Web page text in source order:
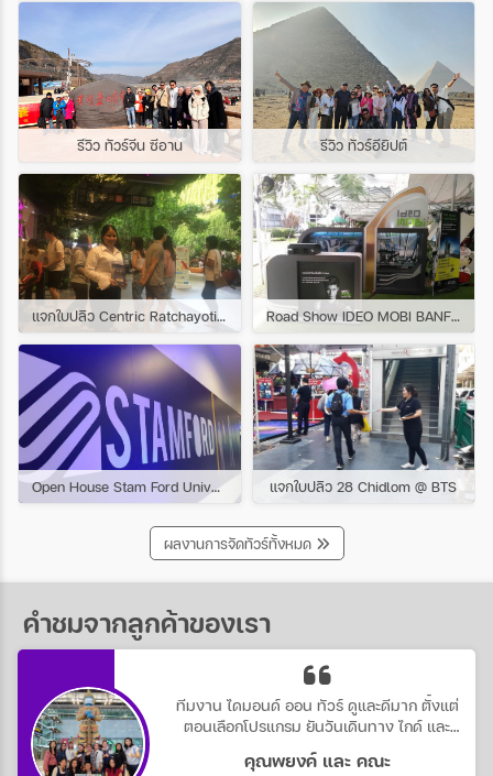
รีวิว ทัวร์จีน ซีอาน รีวิว ทัวร์อียิปต์
แจกใบปลิว Centric Ratchayotin @ Central East Ville Road Show IDEO MOBI BANFSUE
Open House Stam Ford University แจกใบปลิว 28 Chidlom @ BTS
ผลงานการจัดทัวร์ทั้งหมด
คำชมจากลูกค้าของเรา
ทีมงาน ไดมอนด์ ออน ทัวร์ ดูและดีมาก ตั้งแต่
ตอนเลือกโปรแกรม ยันวันเดินทาง ไกด์ และ
คุณพยงค์ และ คณะ